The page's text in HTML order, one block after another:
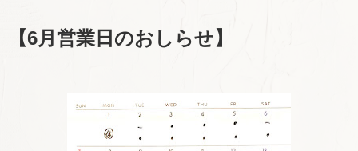
【6月営業日のおしらせ】